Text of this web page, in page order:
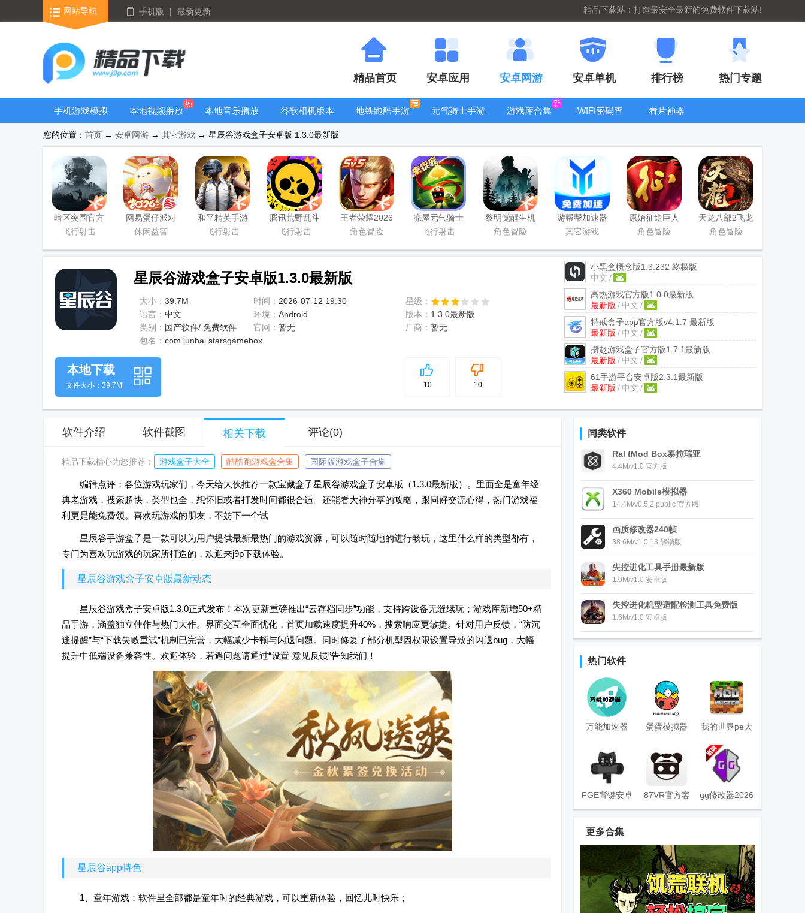
网站导航 手机版 | 最新更新 精品下载站：打造最安全最新的免费软件下载站!
精品首页 安卓应用 安卓网游 安卓单机 排行榜 热门专题
手机游戏模拟
器安卓版合集
本地视频播放
本地音乐播放
器
谷歌相机版本
地铁跑酷手游
元气骑士手游
游戏库合集
WIFI密码查
看片神器
全
您的位置： 首页 → 安卓网游 → 其它游戏 → 星辰谷游戏盒子安卓版 1.3.0最新版
暗区突围官方
版
飞行射击
网易蛋仔派对
联机版
休闲益智
和平精英手游
正式版
飞行射击
腾讯荒野乱斗
官方正版
飞行射击
王者荣耀2026
官方最新版
角色冒险
凉屋元气骑士
官方正版
飞行射击
黎明觉醒生机
腾讯正版
角色冒险
游帮帮加速器
下载安卓
其它游戏
原始征途巨人
网络官服版
角色冒险
天龙八部2飞龙
战天手游
角色冒险
星辰谷游戏盒子安卓版1.3.0最新版
大小： 39.7M 时间： 2026-07-12 19:30
星级：
语言： 中文 环境： Android 版本： 1.3.0最新版
类别： 国产软件/ 免费软件 官网： 暂无 厂商： 暂无
包名： com.junhai.starsgamebox
小黑盒概念版1.3.232 终极版
中文 /
高热游戏官方版1.0.0最新版
最新版 / 中文 /
特戒盒子app官方版v4.1.7 最新版
最新版 / 中文 /
攒趣游戏盒子官方版1.7.1最新版
最新版 / 中文 /
61手游平台安卓版2.3.1最新版
最新版 / 中文 /
5
10 10
本地下载
文件大小：39.7M
软件介绍 软件截图 相关下载 评论(0)
精品下载精心为您推荐： 游戏盒子大全 酷酷跑游戏盒合集 国际版游戏盒子合集
编辑点评：各位游戏玩家们，今天给大伙推荐一款宝藏盒子星辰谷游戏盒子安卓版（1.3.0最新版）。里面全是童年经
典老游戏，搜索超快，类型也全，想怀旧或者打发时间都很合适。还能看大神分享的攻略，跟同好交流心得，热门游戏福
利更是能免费领。喜欢玩游戏的朋友，不妨下一个试
星辰谷手游盒子是一款可以为用户提供最新最热门的游戏资源，可以随时随地的进行畅玩，这里什么样的类型都有，
专门为喜欢玩游戏的玩家所打造的，欢迎来j9p下载体验。
星辰谷游戏盒子安卓版最新动态
星辰谷游戏盒子安卓版1.3.0正式发布！本次更新重磅推出“云存档同步”功能，支持跨设备无缝续玩；游戏库新增50+精
品手游，涵盖独立佳作与热门大作。界面交互全面优化，首页加载速度提升40%，搜索响应更敏捷。针对用户反馈，“防沉
迷提醒”与“下载失败重试”机制已完善，大幅减少卡顿与闪退问题。同时修复了部分机型因权限设置导致的闪退bug，大幅
提升中低端设备兼容性。欢迎体验，若遇问题请通过“设置-意见反馈”告知我们！
星辰谷app特色
1、童年游戏：软件里全部都是童年时的经典游戏，可以重新体验，回忆儿时快乐；
同类软件
Ral tMod Box泰拉瑞亚
4.4M/v1.0 官方版
X360 Mobile模拟器
14.4M/v0.5.2 public 官方版
画质修改器240帧
38.6M/v1.0.13 解锁版
失控进化工具手册最新版
1.0M/v1.0 安卓版
失控进化机型适配检测工具免费版
1.6M/v1.0 安卓版
热门软件
万能加速器
器app
蛋蛋模拟器
装器
我的世界pe大
师盒子
(Master for
MCPE)
FGE背键安卓
版
87VR官方客
户端
gg修改器2026
最新正版
机插件
星愿盒子模拟
器(Star Box
Simulator)
腾讯爱玩游戏
中心app官方
版
更多合集